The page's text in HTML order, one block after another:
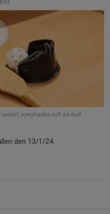
eyeshades och en boll
den 13/1/24.